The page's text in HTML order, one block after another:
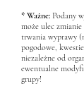
* Ważne: Podany
może ulec
trwania wyprawy
pogodowe,
niezależne od
ewentualne
grupy!